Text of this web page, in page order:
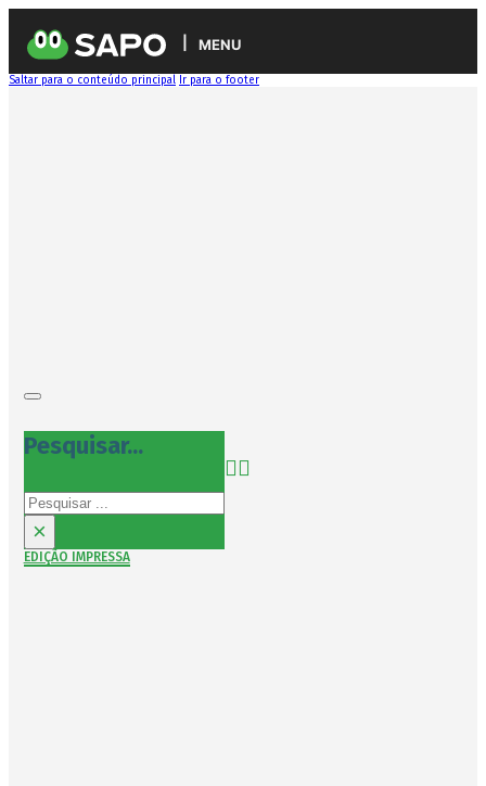
MENU
Saltar para o conteúdo principal Ir para o footer
Pesquisar...
Pesquisar
×
EDIÇÃO IMPRESSA